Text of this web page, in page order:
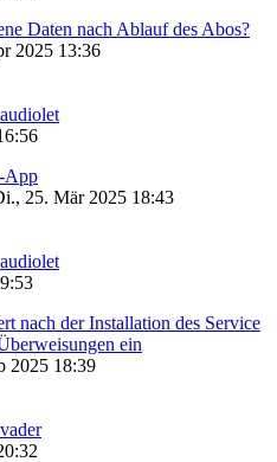
Daten nach Ablauf des Abos?
2025 13:36
audiolet
App
25. Mär 2025 18:43
audiolet
nach der Installation des Service
ein
2025 18:39
vader